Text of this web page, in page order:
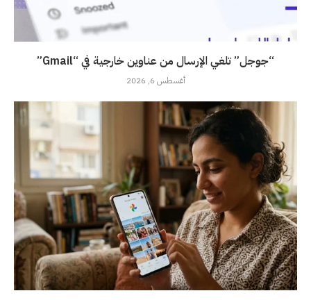
“جوجل” تلغي الإرسال من عناوين خارجية في “Gmail”
أغسطس 6, 2026